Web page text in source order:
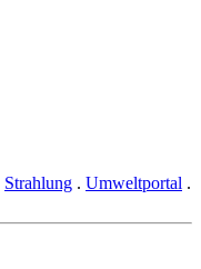
Strahlung . Umweltportal .